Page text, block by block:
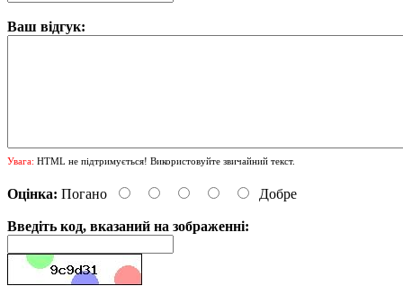
Ваш відгук:
Увага: HTML не підтримується! Використовуйте звичайний текст.
Оцінка: Погано Добре
Введіть код, вказаний на зображенні: